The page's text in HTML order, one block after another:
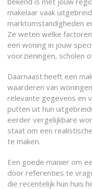
makelaar vaak
marktomstandigheden
Ze weten welke
een woning in jouw
voorzieningen, scholen
Daarnaast heeft een
waarderen van
relevante gegevens en
putten uit hun
eerder vergelijkbare
staat om een
te maken.
Een goede manier om
door referenties te
die recentelijk hun huis